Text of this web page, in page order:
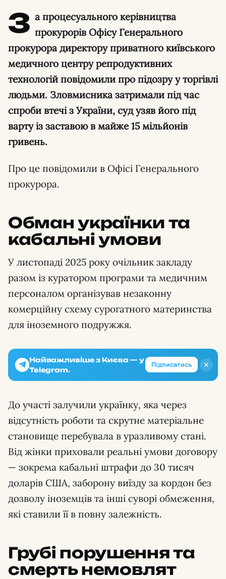
З а процесуального керівництва
прокурорів Офісу Генерального
прокурора директору приватного київського
медичного центру репродуктивних
технологій повідомили про підозру у торгівлі
людьми. Зловмисника затримали під час
спроби втечі з України, суд узяв його під
варту із заставою в майже 15 мільйонів
гривень.
Про це повідомили в Офісі Генерального
прокурора.
Обман українки та
кабальні умови
У листопаді 2025 року очільник закладу
разом із куратором програми та медичним
персоналом організував незаконну
комерційну схему сурогатного материнства
для іноземного подружжя.
✕
Найважливіше з Києва — у
Telegram.
Підписатись
До участі залучили українку, яка через
відсутність роботи та скрутне матеріальне
становище перебувала в уразливому стані.
Від жінки приховали реальні умови договору
— зокрема кабальні штрафи до 30 тисяч
доларів США, заборону виїзду за кордон без
дозволу іноземців та інші суворі обмеження,
які ставили її в повну залежність.
Грубі порушення та
смерть немовлят